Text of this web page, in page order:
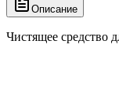
Описание
Чистящее средство